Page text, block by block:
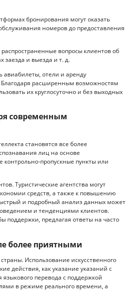
бронирования могут оказать
номеров до предоставления
вопросы клиентов об
заезда и выезда и т. д.
авиабилеты, отели и аренду
расширенным возможностям
их круглосуточно и без выходных
современным
становятся все более
лиц на основе
контрольно-пропускные пункты или
Туристические агентства могут
средств, а также к повышению
и подробный анализ данных может
и тенденциями клиентов.
поддержки, предлагая ответы на часто
более приятными
Использование искусственного
действия, как указание указаний с
перевода с поддержкой
в режиме реального времени, а